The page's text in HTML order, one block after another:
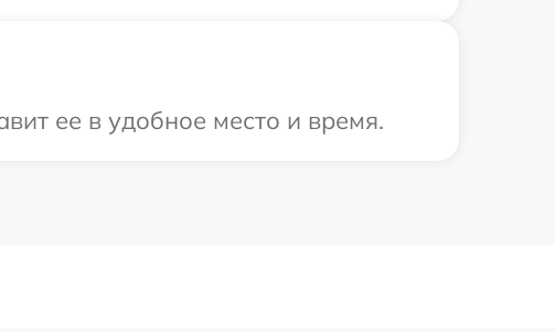
ее в удобное место и время.